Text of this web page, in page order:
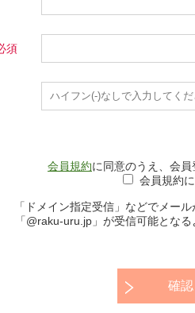
会員規約に同意のうえ、会員
会員規約
「ドメイン指定受信」などでメー
「@raku-uru.jp」が受信可能とな
確認